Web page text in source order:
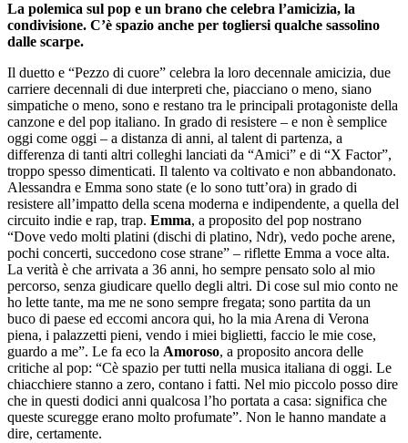
La polemica sul pop e un brano che celebra l’amicizia, la
condivisione. C’è spazio anche per togliersi qualche sassolino
dalle scarpe.
Il duetto e “Pezzo di cuore” celebra la loro decennale amicizia, due
carriere decennali di due interpreti che, piacciano o meno, siano
simpatiche o meno, sono e restano tra le principali protagoniste della
canzone e del pop italiano. In grado di resistere – e non è semplice
oggi come oggi – a distanza di anni, al talent di partenza, a
differenza di tanti altri colleghi lanciati da “Amici” e di “X Factor”,
troppo spesso dimenticati. Il talento va coltivato e non abbandonato.
Alessandra e Emma sono state (e lo sono tutt’ora) in grado di
resistere all’impatto della scena moderna e indipendente, a quella del
circuito indie e rap, trap. Emma, a proposito del pop nostrano
“Dove vedo molti platini (dischi di platino, Ndr), vedo poche arene,
pochi concerti, succedono cose strane” – riflette Emma a voce alta.
La verità è che arrivata a 36 anni, ho sempre pensato solo al mio
percorso, senza giudicare quello degli altri. Di cose sul mio conto ne
ho lette tante, ma me ne sono sempre fregata; sono partita da un
buco di paese ed eccomi ancora qui, ho la mia Arena di Verona
piena, i palazzetti pieni, vendo i miei biglietti, faccio le mie cose,
guardo a me”. Le fa eco la Amoroso, a proposito ancora delle
critiche al pop: “Cè spazio per tutti nella musica italiana di oggi. Le
chiacchiere stanno a zero, contano i fatti. Nel mio piccolo posso dire
che in questi dodici anni qualcosa l’ho portata a casa: significa che
queste scuregge erano molto profumate”. Non le hanno mandate a
dire, certamente.